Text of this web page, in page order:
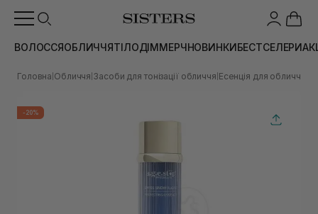
ВОЛОССЯОБЛИЧЧЯТІЛОДІММЕРЧНОВИНКИБЕСТСЕЛЕРИ
Головна Обличчя Засоби для тонізації обличчя Есенція для обличчя
-20%